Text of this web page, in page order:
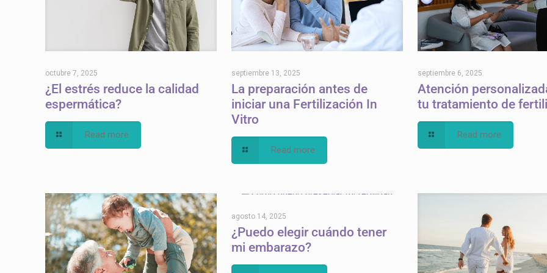
octubre 7, 2025
¿El estrés reduce la calidad
espermática?
Read more
septiembre 13, 2025
La preparación antes de
iniciar una Fertilización In
Vitro
Read more
septiembre 6, 2025
Atención
tu tratamiento de
Read more
agosto 14, 2025
¿Puedo elegir cuándo tener
mi embarazo?